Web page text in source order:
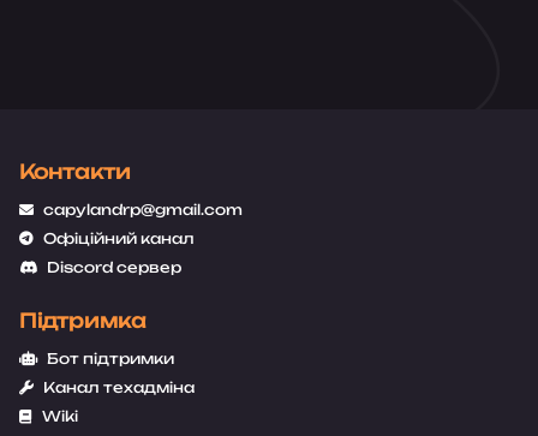
Контакти
capylandrp@gmail.com
Офіційний канал
Discord сервер
Підтримка
Бот підтримки
Канал техадміна
Wiki